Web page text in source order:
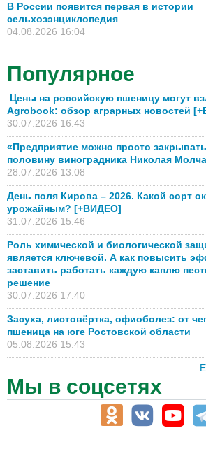
В России появится первая в истории
сельхозэнциклопедия
04.08.2026 16:04
Популярное
Цены на российскую пшеницу могут
Agrobook: обзор аграрных новостей
30.07.2026 16:43
«Предприятие можно просто
половину виноградника Николая
28.07.2026 13:08
День поля Кирова – 2026. Какой сорт
урожайным? [+ВИДЕО]
31.07.2026 15:46
Роль химической и биологической
является ключевой. А как повысить
заставить работать каждую каплю
решение
30.07.2026 17:40
Засуха, листовёртка, офиоболез: от
пшеница на юге Ростовской области
05.08.2026 15:43
Мы в соцсетях